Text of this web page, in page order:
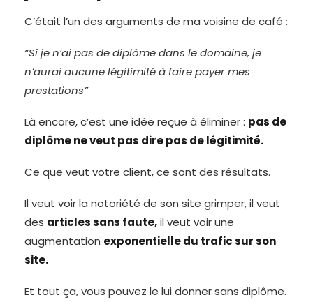
C’était l’un des arguments de ma voisine de café :
“Si je n’ai pas de diplôme dans le domaine, je
n’aurai aucune légitimité à faire payer mes
prestations”
Là encore, c’est une idée reçue à éliminer : pas de
diplôme ne veut pas dire pas de légitimité.
Ce que veut votre client, ce sont des résultats.
Il veut voir la notoriété de son site grimper, il veut
des articles sans faute,il veut voir une
augmentation exponentielle du trafic sur son
site.
Et tout ça, vous pouvez le lui donner sans diplôme.